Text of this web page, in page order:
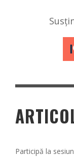
Participă la